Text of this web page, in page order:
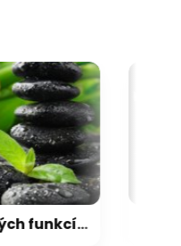
galerie: cviky
Zen 6 přinese 5 nových funkcí pro vyšší stabilitu výkonu, nejen herního